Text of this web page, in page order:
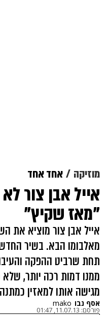
מוזיקה אחד אחד
אייל אבן צור
"מאז שקיץ"
אייל אבן צור מוציא את
מאלבומו הבא. בשיר
תחת שרביט ההפקה
ממנו דמות רכה יותר,
מגישה אותו למאזין
אסף נבו mako
פורסם: 11.07.13, 01:47